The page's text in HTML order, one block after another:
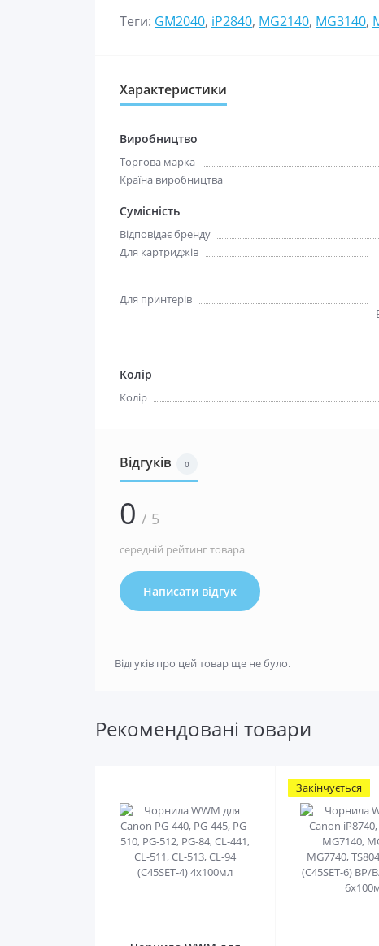
Теги: GM2040, iP2840, MG2140, MG3140,
Характеристики
Виробництво
Торгова марка
Країна виробництва
Сумісність
Відповідає бренду
Для картриджів
Для принтерів
Колір
Колір
Відгуків 0
0 / 5
середній рейтинг товара
Написати відгук
Відгуків про цей товар ще не було.
Рекомендовані товари
Закінчується